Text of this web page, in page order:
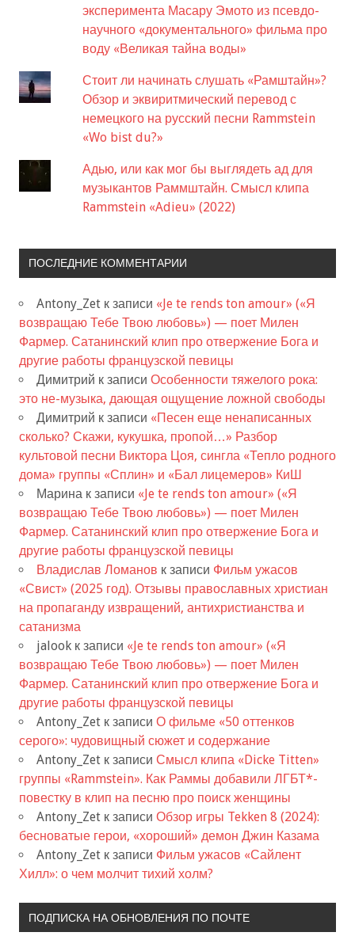
эксперимента Масару Эмото из псевдо-
научного «документального» фильма про
воду «Великая тайна воды»
Стоит ли начинать слушать «Рамштайн»?
Обзор и эквиритмический перевод с
немецкого на русский песни Rammstein
«Wo bist du?»
Адью, или как мог бы выглядеть ад для
музыкантов Раммштайн. Смысл клипа
Rammstein «Adieu» (2022)
ПОСЛЕДНИЕ КОММЕНТАРИИ
Antony_Zet к записи «Je te rends ton amour» («Я
возвращаю Тебе Твою любовь») — поет Милен
Фармер. Сатанинский клип про отвержение Бога и
другие работы французской певицы
Димитрий к записи Особенности тяжелого рока:
это не-музыка, дающая ощущение ложной свободы
Димитрий к записи «Песен еще ненаписанных
сколько? Скажи, кукушка, пропой…» Разбор
культовой песни Виктора Цоя, сингла «Тепло родного
дома» группы «Сплин» и «Бал лицемеров» КиШ
Марина к записи «Je te rends ton amour» («Я
возвращаю Тебе Твою любовь») — поет Милен
Фармер. Сатанинский клип про отвержение Бога и
другие работы французской певицы
Владислав Ломанов к записи Фильм ужасов
«Свист» (2025 год). Отзывы православных христиан
на пропаганду извращений, антихристианства и
сатанизма
jalook к записи «Je te rends ton amour» («Я
возвращаю Тебе Твою любовь») — поет Милен
Фармер. Сатанинский клип про отвержение Бога и
другие работы французской певицы
Antony_Zet к записи О фильме «50 оттенков
серого»: чудовищный сюжет и содержание
Antony_Zet к записи Смысл клипа «Dicke Titten»
группы «Rammstein». Как Раммы добавили ЛГБТ*-
повестку в клип на песню про поиск женщины
Antony_Zet к записи Обзор игры Tekken 8 (2024):
бесноватые герои, «хороший» демон Джин Казама
Antony_Zet к записи Фильм ужасов «Сайлент
Хилл»: о чем молчит тихий холм?
ПОДПИСКА НА ОБНОВЛЕНИЯ ПО ПОЧТЕ